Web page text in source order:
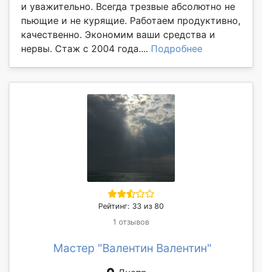
и уважительно. Всегда трезвые абсолютно не
пьющие и не курящие. Работаем продуктивно,
качественно. Экономим ваши средства и
нервы. Стаж с 2004 года.... Подробнее
Рейтинг: 33 из 80
1 отзывов
Мастер "Валентин Валентин"